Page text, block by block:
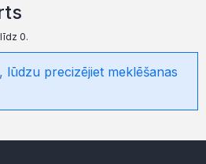
0.
lūdzu precizējiet meklēšanas